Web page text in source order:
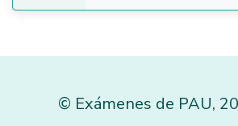
© Exámenes de PAU,